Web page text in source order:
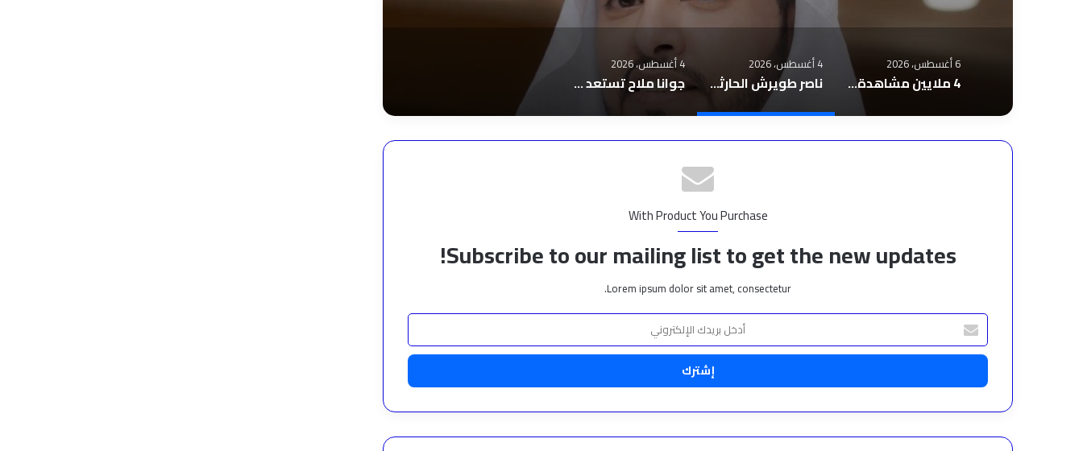
6 أغسطس، 2026
4 ملايين مشاهدة لـ«تعالي هنا».. نادر الأتات يواصل نجاحه باللهجة المصرية
4 أغسطس، 2026
ناصر طويرش الحارثي.. من قاعة المزاد إلى شاشة الخبر… رحلة بناء ثقة
4 أغسطس، 2026
جوانا ملاح تستعد لإطلاق “بكلمة ” قريبًا في الأسواق العربية والمنصات الرقمية
With Product You Purchase
Subscribe to our mailing list to get the new updates!
Lorem ipsum dolor sit amet, consectetur.
أدخل
بريدك
الإلكتروني